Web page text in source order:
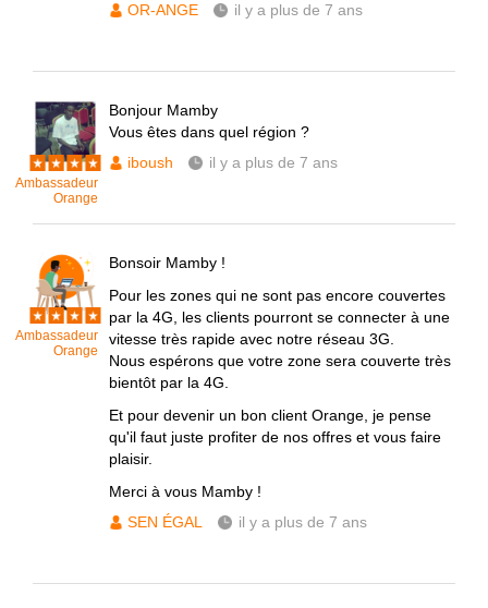
OR-ANGE
il y a plus de 7 ans
Ambassadeur
Orange
Bonjour Mamby
Vous êtes dans quel région ?
iboush
il y a plus de 7 ans
Ambassadeur
Orange
Bonsoir Mamby !
Pour les zones qui ne sont pas encore couvertes
par la 4G, les clients pourront se connecter à une
vitesse très rapide avec notre réseau 3G.
Nous espérons que votre zone sera couverte très
bientôt par la 4G.
Et pour devenir un bon client Orange, je pense
qu'il faut juste profiter de nos offres et vous faire
plaisir.
Merci à vous Mamby !
SEN ÉGAL
il y a plus de 7 ans